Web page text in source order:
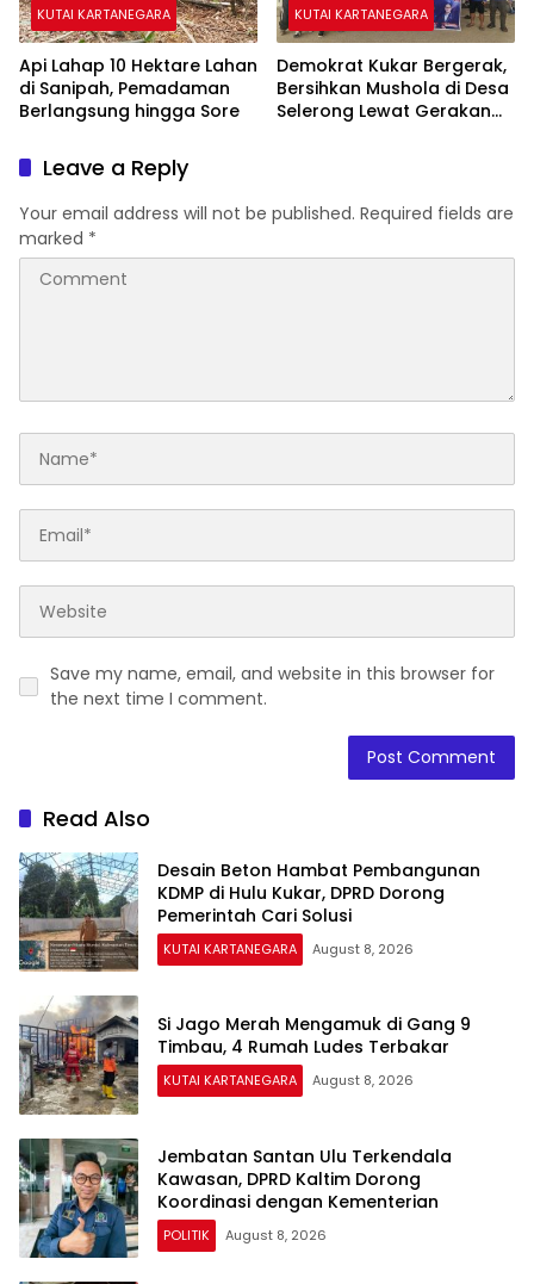
KUTAI KARTANEGARA
Api Lahap 10 Hektare Lahan
di Sanipah, Pemadaman
Berlangsung hingga Sore
KUTAI KARTANEGARA
Demokrat Kukar Bergerak,
Bersihkan Mushola di Desa
Selerong Lewat Gerakan
Leave a Reply
Your email address will not be published. Required fields are
marked *
Save my name, email, and website in this browser for
the next time I comment.
Read Also
Desain Beton Hambat Pembangunan
KDMP di Hulu Kukar, DPRD Dorong
Pemerintah Cari Solusi
KUTAI KARTANEGARA August 8, 2026
Si Jago Merah Mengamuk di Gang 9
Timbau, 4 Rumah Ludes Terbakar
KUTAI KARTANEGARA August 8, 2026
Jembatan Santan Ulu Terkendala
Kawasan, DPRD Kaltim Dorong
Koordinasi dengan Kementerian
POLITIK August 8, 2026